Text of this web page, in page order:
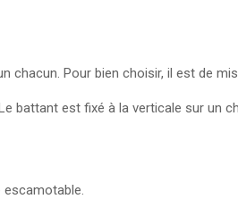
Pour bien choisir, il est de
battant est fixé à la verticale sur un
escamotable.